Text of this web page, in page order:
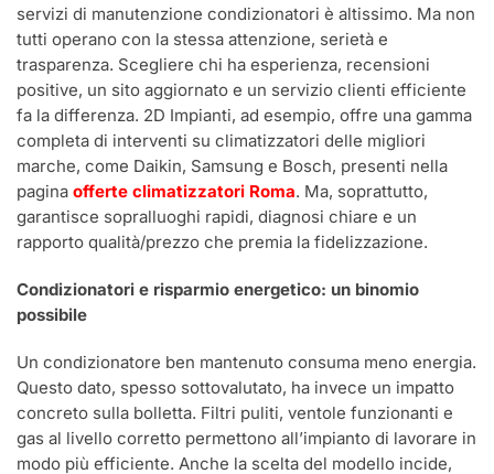
servizi di manutenzione condizionatori è altissimo. Ma non
tutti operano con la stessa attenzione, serietà e
trasparenza. Scegliere chi ha esperienza, recensioni
positive, un sito aggiornato e un servizio clienti efficiente
fa la differenza. 2D Impianti, ad esempio, offre una gamma
completa di interventi su climatizzatori delle migliori
marche, come Daikin, Samsung e Bosch, presenti nella
pagina offerte climatizzatori Roma. Ma, soprattutto,
garantisce sopralluoghi rapidi, diagnosi chiare e un
rapporto qualità/prezzo che premia la fidelizzazione.
Condizionatori e risparmio energetico: un binomio
possibile
Un condizionatore ben mantenuto consuma meno energia.
Questo dato, spesso sottovalutato, ha invece un impatto
concreto sulla bolletta. Filtri puliti, ventole funzionanti e
gas al livello corretto permettono all’impianto di lavorare in
modo più efficiente. Anche la scelta del modello incide,